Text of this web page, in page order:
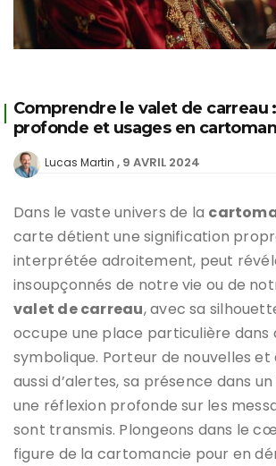
Comprendre le valet de carreau
profonde et usages en
Lucas Martin 9 AVRIL 2024
Dans le vaste univers de la
carte détient une signification
interprétée adroitement, peut
insoupçonnés de notre vie ou de
valet de carreau, avec sa
occupe une place particulière dans
symbolique. Porteur de nouvelles et
aussi d’alertes, sa présence dans
une réflexion profonde sur les
sont transmis. Plongeons dans le
figure de la cartomancie pour en